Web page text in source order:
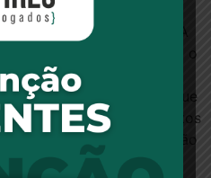
nacional de saúde. A
encarece tanto o
O Brasil é campeão
magnética. O que
de exames e procedimentos
a coparticipação
seja estimulado a se